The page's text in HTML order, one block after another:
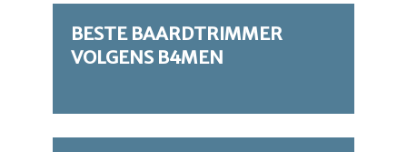
BESTE BAARDTRIMMER
VOLGENS B4MEN